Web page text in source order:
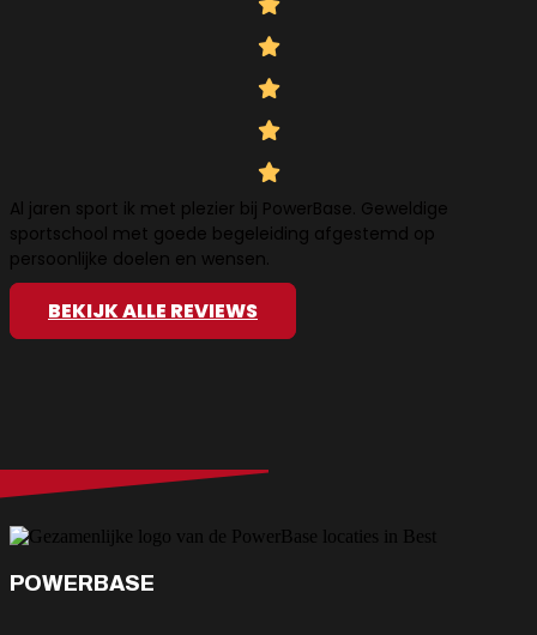
Al jaren sport ik met plezier bij PowerBase. Geweldige
sportschool met goede begeleiding afgestemd op
persoonlijke doelen en wensen.
BEKIJK ALLE REVIEWS
POWERBASE